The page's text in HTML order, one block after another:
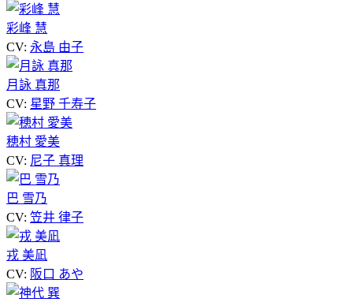
彩峰 慧
CV: 永島 由子
月詠 真那
CV: 星野 千寿子
穂村 愛美
CV: 尼子 真理
巴 雪乃
CV: 笠井 律子
戎 美凪
CV: 阪口 あや